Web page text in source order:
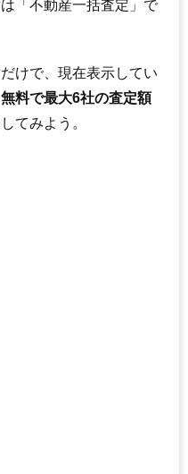
「不動産一括査定」で
けで、現在表示してい
無料で最大6社の査定額
てみよう。